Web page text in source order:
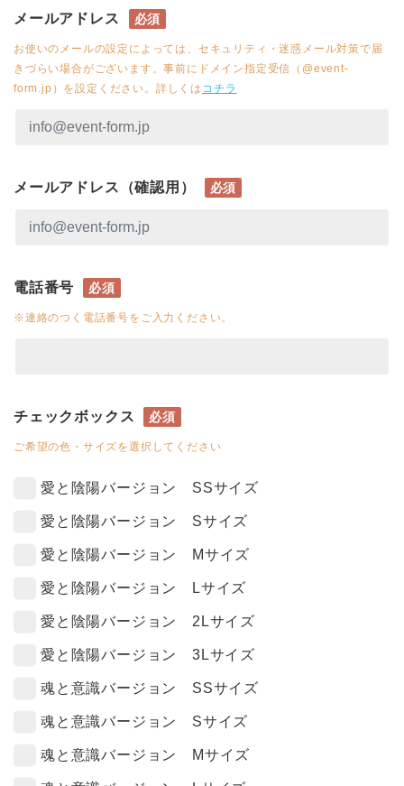
メールアドレス 必須
お使いのメールの設定によっては、セキュリティ・迷惑メール対策で届
きづらい場合がございます。事前にドメイン指定受信（@event-
form.jp）を設定ください。詳しくは コチラ
メールアドレス（確認用） 必須
電話番号 必須
※連絡のつく電話番号をご入力ください。
チェックボックス 必須
ご希望の色・サイズを選択してください
愛と陰陽バージョン SSサイズ
愛と陰陽バージョン Sサイズ
愛と陰陽バージョン Mサイズ
愛と陰陽バージョン Lサイズ
愛と陰陽バージョン 2Lサイズ
愛と陰陽バージョン 3Lサイズ
魂と意識バージョン SSサイズ
魂と意識バージョン Sサイズ
魂と意識バージョン Mサイズ